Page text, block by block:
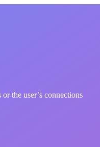
the user’s connections